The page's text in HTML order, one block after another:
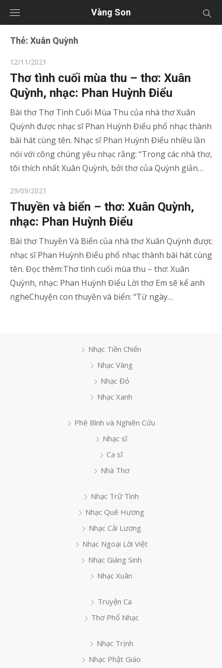
Vàng Son
Thẻ: Xuân Quỳnh
Posted
on
12/11/2021
Thơ tình cuối mùa thu – thơ: Xuân
Quỳnh, nhạc: Phan Huỳnh Điểu
Bài thơ Thơ Tình Cuối Mùa Thu của nhà thơ Xuân
Quỳnh được nhạc sĩ Phan Huỳnh Điểu phổ nhạc thành
bài hát cùng tên. Nhạc sĩ Phan Huỳnh Điểu nhiều lần
nói với công chúng yêu nhạc rằng: “Trong các nhà thơ,
tôi thích nhất Xuân Quỳnh, bởi thơ của Quỳnh giản…
Posted
on
29/09/2021
Thuyền và biển – thơ: Xuân Quỳnh,
nhạc: Phan Huỳnh Điểu
Bài thơ Thuyền Và Biển của nhà thơ Xuân Quỳnh được
nhạc sĩ Phan Huỳnh Điểu phổ nhạc thành bài hát cùng
tên. Đọc thêm:Thơ tình cuối mùa thu – thơ: Xuân
Quỳnh, nhạc: Phan Huỳnh Điểu Lời thơ Em sẽ kể anh
ngheChuyện con thuyền và biển: “Từ ngày…
Nhạc Tiền Chiến
Nhạc Vàng
Nhạc Đỏ
Nhạc Xanh
Phê Bình và Nghiên Cứu
Nhạc sĩ
Ca sĩ
Nhà Thơ
Nhạc Trữ Tình
Nhạc Quê Hương
Nhạc Cải Lương
Nhạc Ngoại Lời Việt
Nhạc Giáng Sinh
Nhạc Xuân
Truyện Ca
Thơ Phổ Nhạc
Nhạc Trịnh
Nhạc Phật Giáo